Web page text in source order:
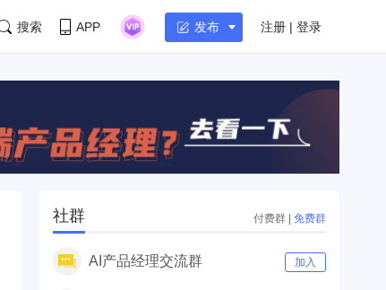
搜索 APP 发布 注册 | 登录
社群 付费群 | 免费群
AI产品经理交流群 加入